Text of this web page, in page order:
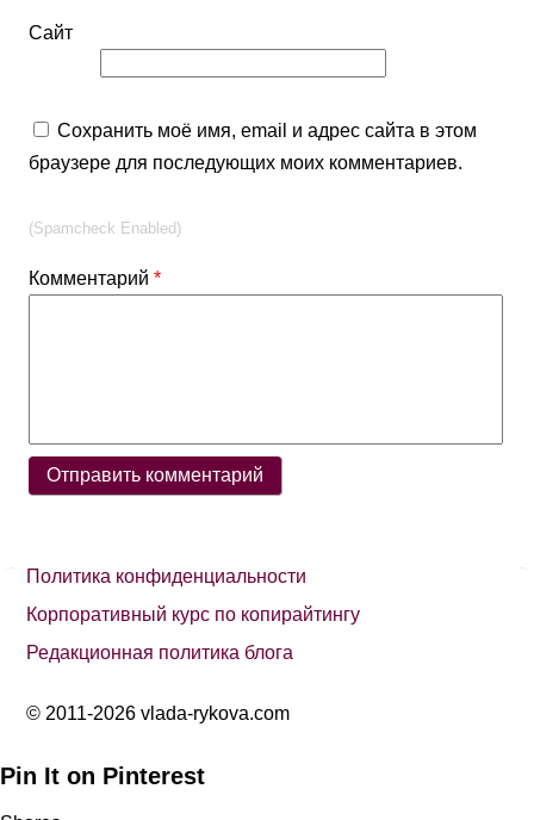
Комментарий*
Сайт
Сохранить моё имя, email и адрес сайта в этом
браузере для последующих моих комментариев.
(Spamcheck Enabled)
Политика конфиденциальности
Корпоративный курс по копирайтингу
Редакционная политика блога
© 2011-2026 vlada-rykova.com
Pin It on Pinterest